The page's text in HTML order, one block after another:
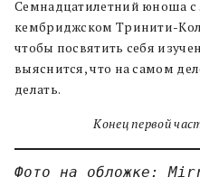
Семнадцатилетний юноша с
кембриджском Тринити-
чтобы посвятить себя
выяснится, что на самом
делать.
Конец первой
Фото на обложке: